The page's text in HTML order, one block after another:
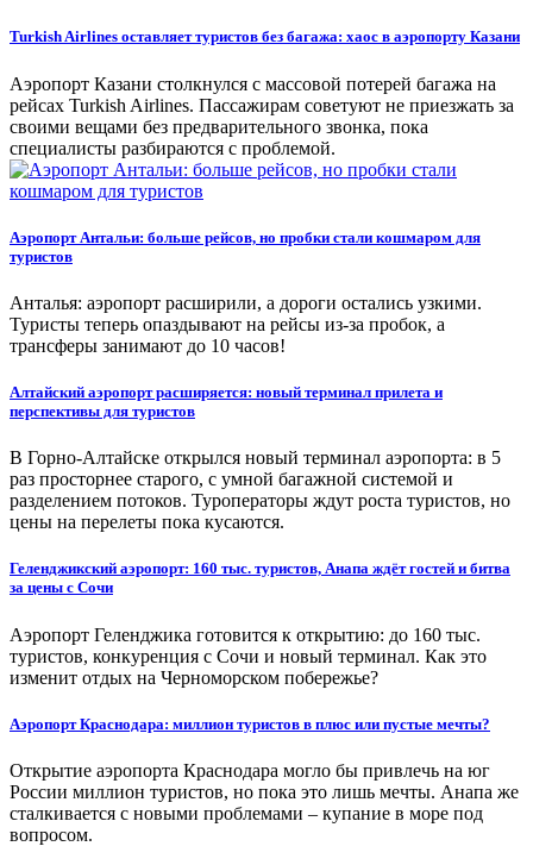
Turkish Airlines оставляет туристов без багажа: хаос в аэропорту Казани
Аэропорт Казани столкнулся с массовой потерей багажа на
рейсах Turkish Airlines. Пассажирам советуют не приезжать за
своими вещами без предварительного звонка, пока
специалисты разбираются с проблемой.
Аэропорт Антальи: больше рейсов, но пробки стали кошмаром для
туристов
Анталья: аэропорт расширили, а дороги остались узкими.
Туристы теперь опаздывают на рейсы из-за пробок, а
трансферы занимают до 10 часов!
Алтайский аэропорт расширяется: новый терминал прилета и
перспективы для туристов
В Горно-Алтайске открылся новый терминал аэропорта: в 5
раз просторнее старого, с умной багажной системой и
разделением потоков. Туроператоры ждут роста туристов, но
цены на перелеты пока кусаются.
Геленджикский аэропорт: 160 тыс. туристов, Анапа ждёт гостей и битва
за цены с Сочи
Аэропорт Геленджика готовится к открытию: до 160 тыс.
туристов, конкуренция с Сочи и новый терминал. Как это
изменит отдых на Черноморском побережье?
Аэропорт Краснодара: миллион туристов в плюс или пустые мечты?
Открытие аэропорта Краснодара могло бы привлечь на юг
России миллион туристов, но пока это лишь мечты. Анапа же
сталкивается с новыми проблемами – купание в море под
вопросом.